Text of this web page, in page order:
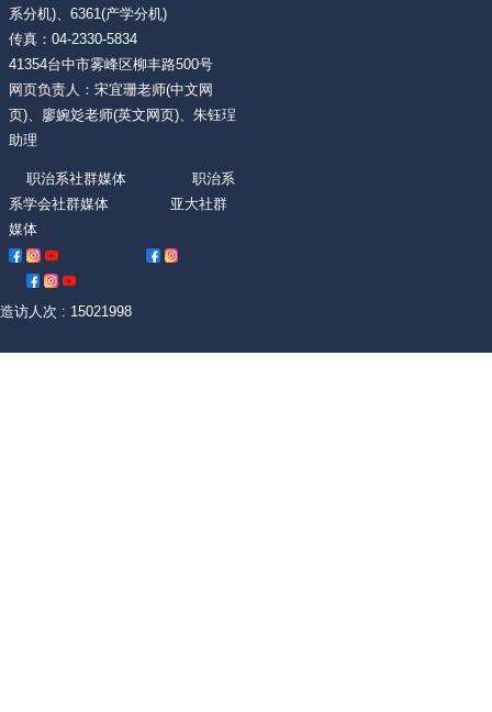
系分机)、6361(产学分机)
传真：04-2330-5834
41354台中市雾峰区柳丰路500号
网页负责人：宋宜珊老师(中文网
页)、廖婉彣老师(英文网页)、朱钰珵
助理
职治系社群媒体 职治系
系学会社群媒体 亚大社群
媒体
造访人次 : 15021998